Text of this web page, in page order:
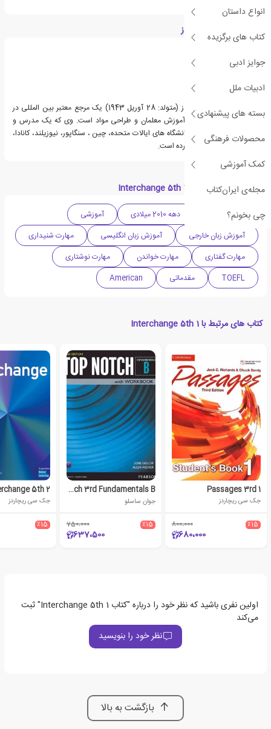
انواع داستان
کتاب های برگزیده
جوایز ادبی
ادبیات ملل
بسته های پیشنهادی
محصولات فرهنگی
کمک آموزشی
مجله‌ی ایران‌کتاب
چی بخونم؟
درباره جک سی ریچاردز
پروفسور جک سی ریچاردز (متولد: 28 آوریل 1943) یک مرجع معتبر بین المللی در
زمینه تحصیل انگلیسی، آموزش معلمان و طراحی مواد است. وی که یک مدرس و
مشاور مشهور است، در دانشگاه های ایالات متحده، چین ، سنگاپور، نیوزیلند، کانادا،
اندونزی و برزیل تدریس کرده است.
دسته بندی های کتاب Interchange 5th 1
ادبیات آمریکا دهه 2010 میلادی
آموزشی
آموزش زبان خارجی
آموزش زبان انگلیسی
مهارت شنیداری
مهارت گفتاری
مهارت خواندن
مهارت نوشتاری
TOEFL
مقدماتی American
کتاب های مرتبط با Interchange 5th 1
Passages 3rd 1
جک سی ریچاردز
٪15 800،000
680،000
Top Notch 3rd Fundamentals B
جوان ساسلو
٪15 750،000
637،500
5th 2
جک سی ریچاردز
٪15
اولین نفری باشید که نظر خود را درباره "کتاب Interchange 5th 1" ثبت
می‌کند
نظر خود را بنویسید
بازگشت به بالا